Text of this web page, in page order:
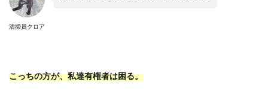
清掃員クロア
こっちの方が、私達有権者は困る。